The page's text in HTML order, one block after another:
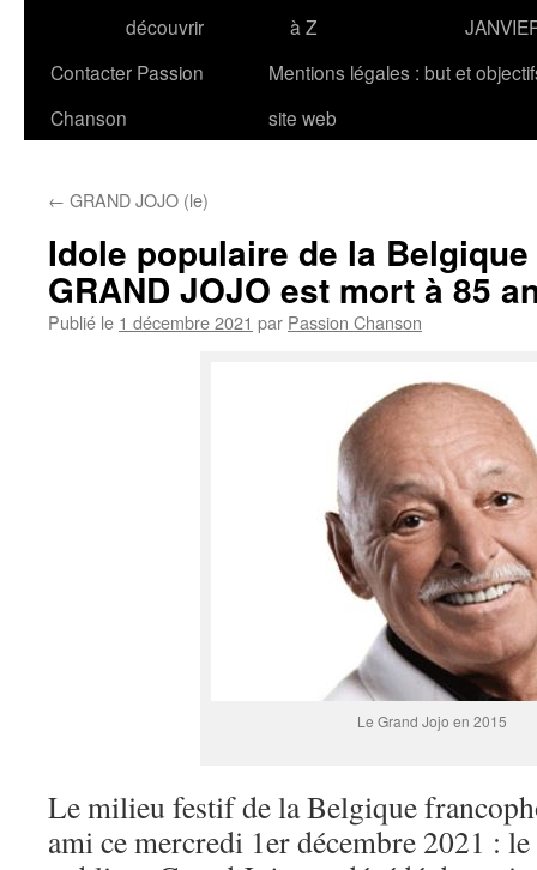
découvrir
à Z
Contacter Passion
Chanson
Mentions légales : but et
site web
← GRAND JOJO (le)
Idole populaire de la
GRAND JOJO est mort à 85
Publié le 1 décembre 2021 par Passion Chanson
Le Grand Jojo en 2015
Le milieu festif de la Belgique
ami ce mercredi 1er décembre 2021 :